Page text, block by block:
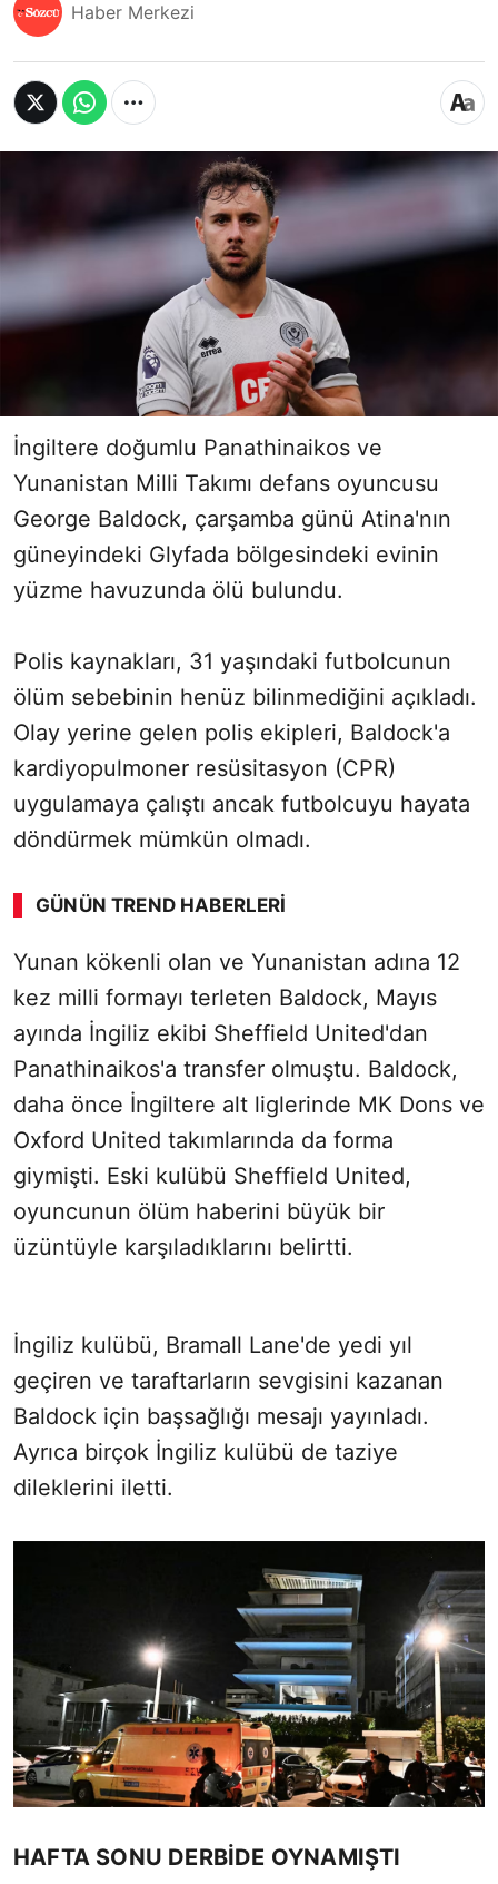
Haber Merkezi
İngiltere doğumlu Panathinaikos ve
Yunanistan Milli Takımı defans oyuncusu
George Baldock, çarşamba günü Atina'nın
güneyindeki Glyfada bölgesindeki evinin
yüzme havuzunda ölü bulundu.
Polis kaynakları, 31 yaşındaki futbolcunun
ölüm sebebinin henüz bilinmediğini açıkladı.
Olay yerine gelen polis ekipleri, Baldock'a
kardiyopulmoner resüsitasyon (CPR)
uygulamaya çalıştı ancak futbolcuyu hayata
döndürmek mümkün olmadı.
GÜNÜN TREND HABERLERI
00:02 / 08:15
Sesi Aç
Yunan kökenli olan ve Yunanistan adına 12
kez milli formayı terleten Baldock, Mayıs
ayında İngiliz ekibi Sheffield United'dan
Panathinaikos'a transfer olmuştu. Baldock,
daha önce İngiltere alt liglerinde MK Dons ve
Oxford United takımlarında da forma
giymişti. Eski kulübü Sheffield United,
oyuncunun ölüm haberini büyük bir
üzüntüyle karşıladıklarını belirtti.
İngiliz kulübü, Bramall Lane'de yedi yıl
geçiren ve taraftarların sevgisini kazanan
Baldock için başsağlığı mesajı yayınladı.
Ayrıca birçok İngiliz kulübü de taziye
dileklerini iletti.
HAFTA SONU DERBİDE OYNAMIŞTI